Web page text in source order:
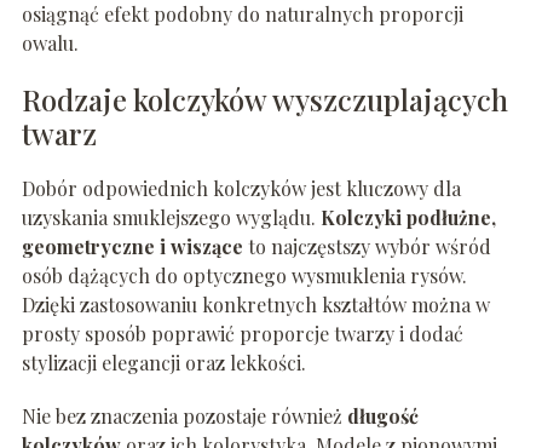
osiągnąć efekt podobny do naturalnych proporcji
owalu.
Rodzaje kolczyków wyszczuplających
twarz
Dobór odpowiednich kolczyków jest kluczowy dla
uzyskania smuklejszego wyglądu. Kolczyki podłużne,
geometryczne i wiszące to najczęstszy wybór wśród
osób dążących do optycznego wysmuklenia rysów.
Dzięki zastosowaniu konkretnych kształtów można w
prosty sposób poprawić proporcje twarzy i dodać
stylizacji elegancji oraz lekkości.
Nie bez znaczenia pozostaje również długość